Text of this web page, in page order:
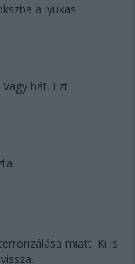
a lyukas
hát. Ezt
miatt. Ki is